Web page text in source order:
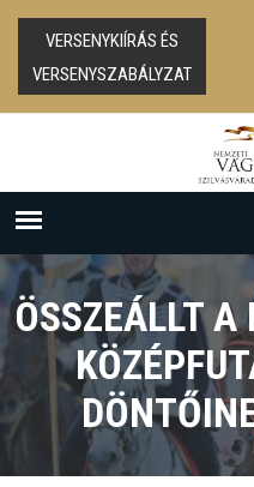
VERSENYKIÍRÁS ÉS
VERSENYSZABÁLYZAT
ÖSSZEÁLLT